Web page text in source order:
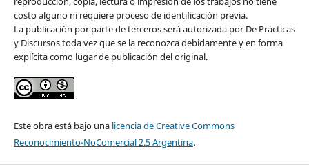
costo alguno ni requiere proceso de identificación previa.
La publicación por parte de terceros será autorizada por De Prácticas
y Discursos toda vez que se la reconozca debidamente y en forma
explícita como lugar de publicación del original.
Este obra está bajo una licencia de Creative Commons
Reconocimiento-NoComercial 2.5 Argentina.